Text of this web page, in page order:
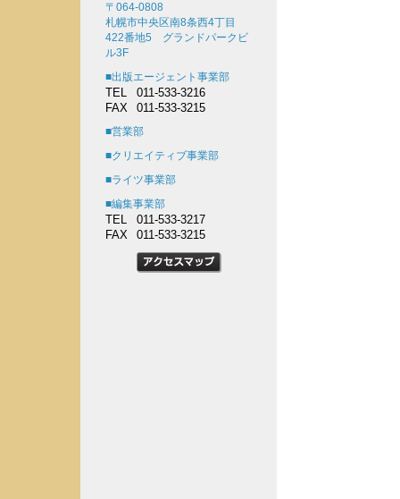
〒064-0808
札幌市中央区南8条西4丁目
422番地5 グランドパークビ
ル3F
■出版エージェント事業部
TEL
011-533-3216
FAX
011-533-3215
■営業部
■クリエイティブ事業部
■ライツ事業部
■編集事業部
TEL
011-533-3217
FAX
011-533-3215